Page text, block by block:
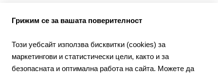
Потвърждавам съгласието си с Общите условия
Грижим се за вашата поверителност
Този уебсайт използва бисквитки (cookies) за
маркетингови и статистически цели, както и за
безопасната и оптимална работа на сайта. Можете да